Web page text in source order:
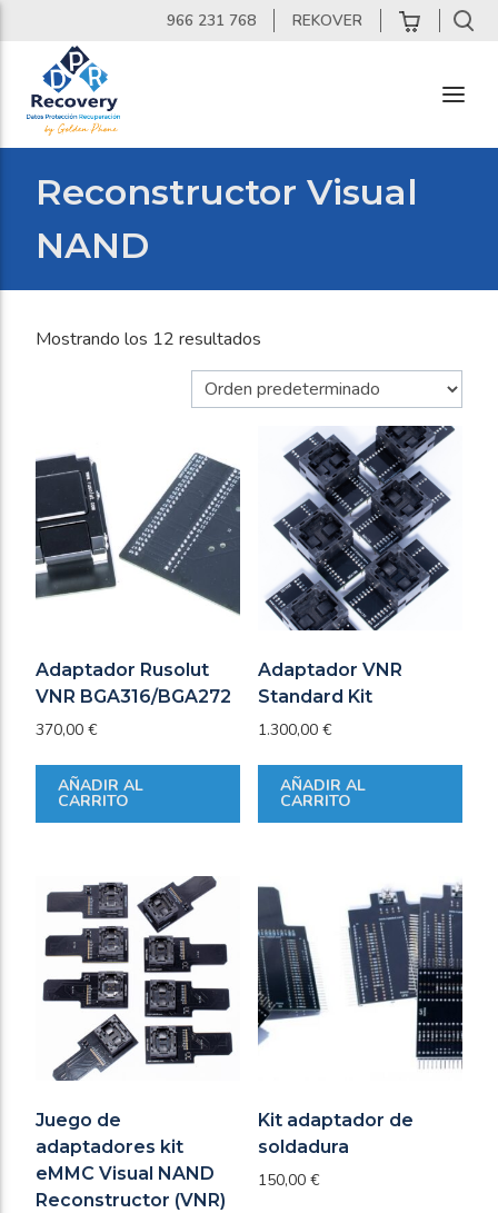
content
966 231 768 REKOVER
DPR
Recovery
Laboratorio
de
Recuperacion
de
Reconstructor Visual
NAND
Mostrando los 12 resultados
Adaptador Rusolut
VNR BGA316/BGA272
370,00 €
AÑADIR AL
CARRITO
Adaptador VNR
Standard Kit
1.300,00 €
AÑADIR AL
CARRITO
Juego de
adaptadores kit
eMMC Visual NAND
Reconstructor (VNR)
Kit adaptador de
soldadura
150,00 €